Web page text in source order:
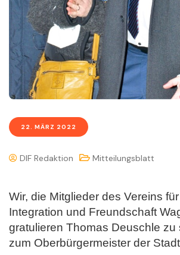
22. MÄRZ 2022
DIF Redaktion Mitteilungsblatt
Wir, die Mitglieder des Vereins
Integration und Freundschaft
gratulieren Thomas Deuschle zu
zum Oberbürgermeister der